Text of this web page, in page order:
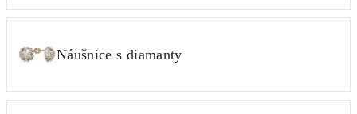
Náušnice s diamanty